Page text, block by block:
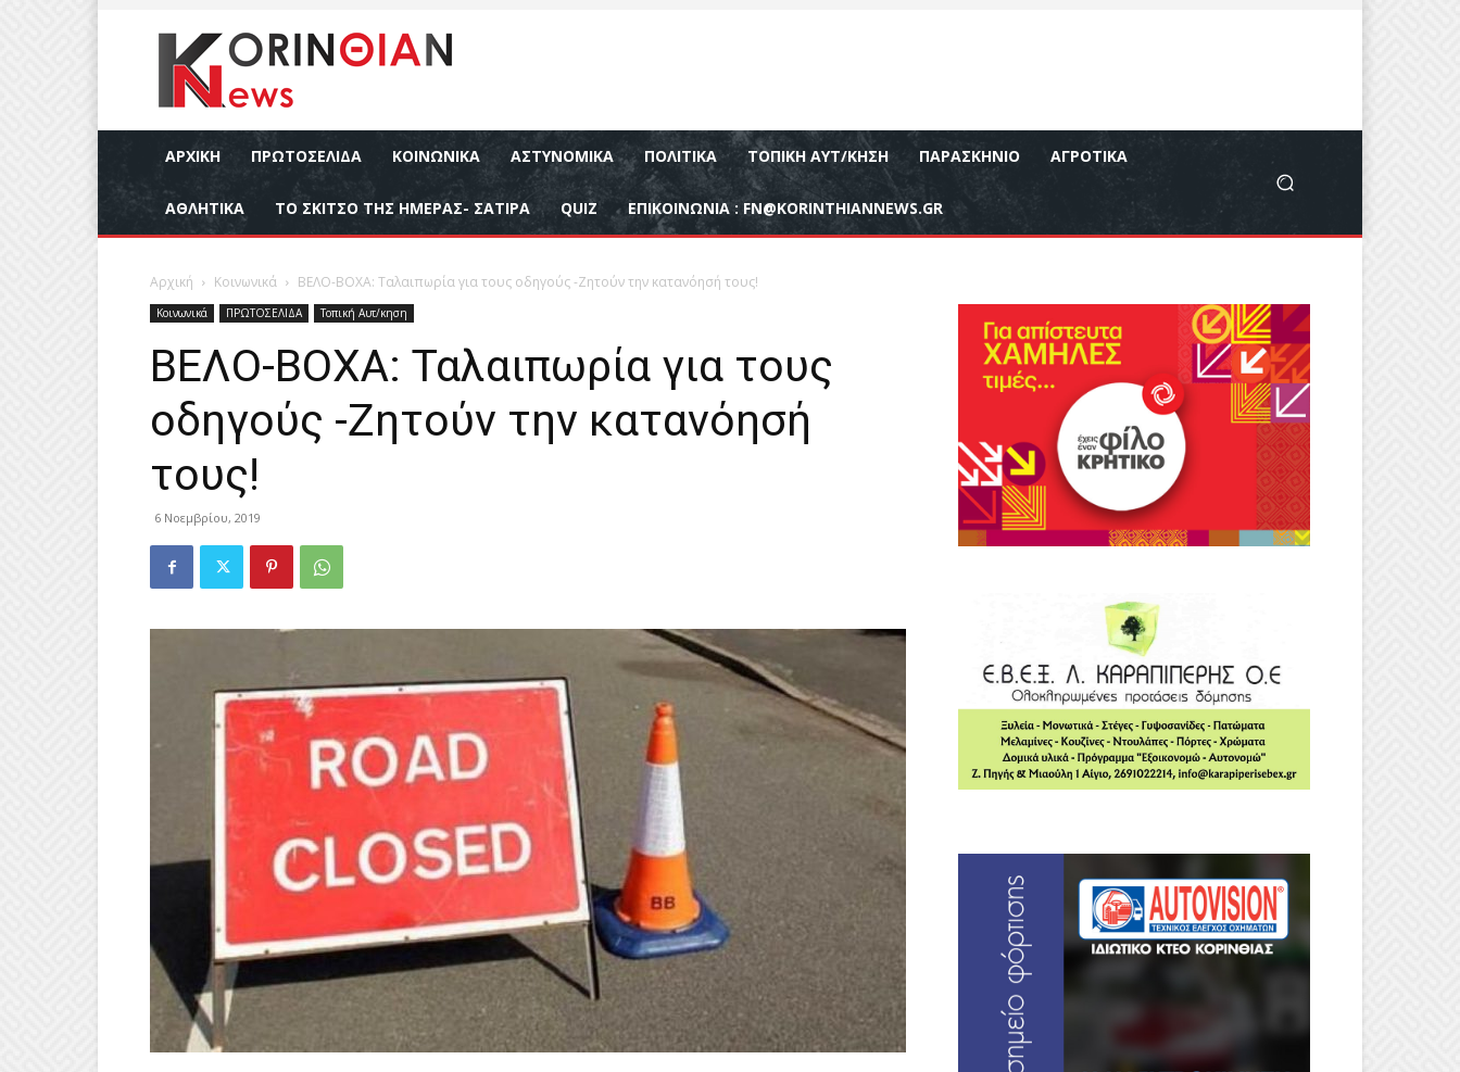
ΑΡΧΙΚΉ ΠΡΩΤΟΣΕΛΙΔΑ ΚΟΙΝΩΝΙΚΆ ΑΣΤΥΝΟΜΙΚΆ ΠΟΛΙΤΙΚΆ ΤΟΠΙΚΉ ΑΥΤ/ΚΗΣΗ ΠΑΡΑΣΚΉΝΙΟ ΑΓΡΟΤΙΚΆ
ΑΘΛΗΤΙΚΆ ΤΟ ΣΚΙΤΣΟ ΤΗΣ ΗΜΕΡΑΣ- ΣΑΤΙΡΑ QUIZ ΕΠΙΚΟΙΝΩΝΊΑ : FN@KORINTHIANNEWS.GR
Αρχική Κοινωνικά ΒΕΛΟ-ΒΟΧΑ: Ταλαιπωρία για τους οδηγούς -Ζητούν την κατανόησή τους!
Κοινωνικά ΠΡΩΤΟΣΕΛΙΔΑ Τοπική Αυτ/κηση
ΒΕΛΟ-ΒΟΧΑ: Ταλαιπωρία για τους
οδηγούς -Ζητούν την κατανόησή
τους!
6 Νοεμβρίου, 2019